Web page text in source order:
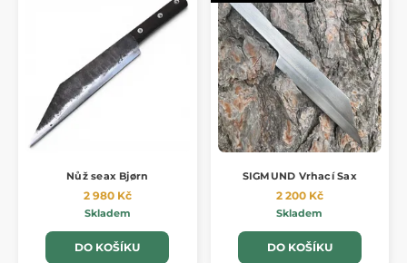
Nůž seax Bjørn
2 980 Kč
Skladem
DO KOŠÍKU
SIGMUND Vrhací Sax
2 200 Kč
Skladem
DO KOŠÍKU